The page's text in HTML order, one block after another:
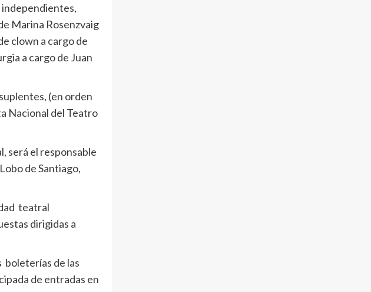
independientes,
Marina Rosenzvaig
clown a cargo de
a cargo de Juan
(en orden
Nacional del Teatro
será el responsable
de Santiago,
teatral
dirigidas a
boleterías de las
de entradas en